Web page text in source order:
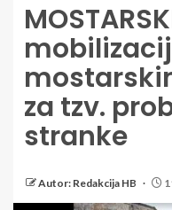
za tzv.
stranke
Autor: Redakcija HB